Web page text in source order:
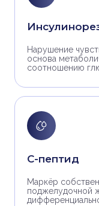
Нарушение
основа
соотношению
С-пептид
Маркёр
поджелудочной